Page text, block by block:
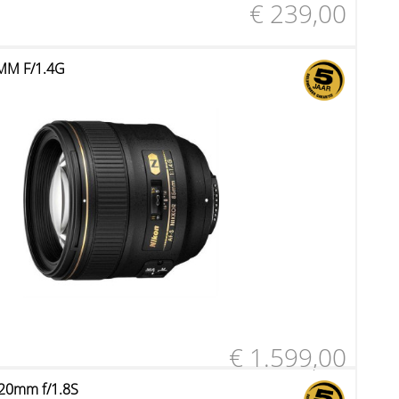
€ 239,00
F/1.4G
€ 1.599,00
f/1.8S